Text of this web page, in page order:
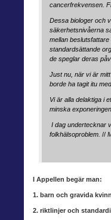
cancerfrekvensen.
Dessa biologer och
säkerhetsnivåerna
mellan
standardsättande
de speglar deras
Just nu, när vi är
borde ha tagit itu
Vi är alla delaktiga i
minska
I dag undertecknar
folkhälsoproblem. //
I Appellen begär man:
1. barn och gravida
2. riktlinjer och